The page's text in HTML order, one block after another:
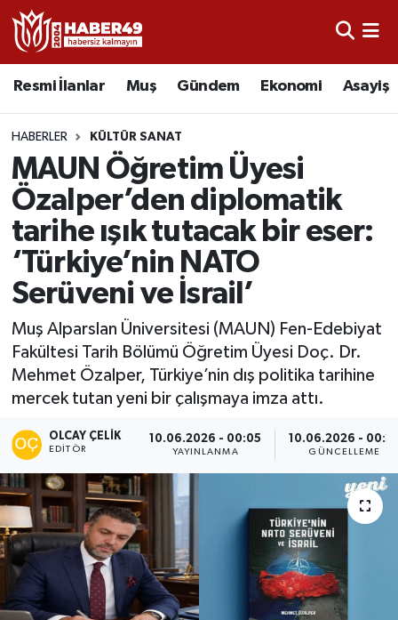
Resmi İlanlar Muş Gündem Ekonomi Asayiş
HABERLER KÜLTÜR SANAT
MAUN Öğretim Üyesi
Özalper’den diplomatik
tarihe ışık tutacak bir eser:
‘Türkiye’nin NATO
Serüveni ve İsrail’
Muş Alparslan Üniversitesi (MAUN) Fen-Edebiyat
Fakültesi Tarih Bölümü Öğretim Üyesi Doç. Dr.
Mehmet Özalper, Türkiye’nin dış politika tarihine
mercek tutan yeni bir çalışmaya imza attı.
OLCAY ÇELIK
EDITÖR
10.06.2026 - 00:05
YAYINLANMA
10.06.2026 -
GÜNCELLEME
Resmi İlanlar
Asayiş
Bölge
Eğitim
Ekonomi
Sağlık
Gündem
Spor
Siyaset
Teknoloji
Kültür Sanat
Hasköy
Uşak Nöbetçi Eczaneler
Uşak Hava Durumu
Uşak Namaz Vakitleri
Uşak Trafik Yoğunluk Haritası
TFF 2.Lig Kırmızı Grup Puan Durumu ve Fikstür
Tüm Manşetler
Son Dakika Haberleri
Haber Arşivi